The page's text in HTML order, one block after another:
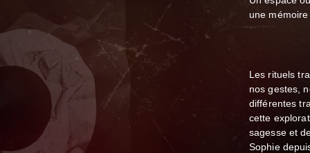
une
Les rituels
nos gestes,
différentes
cette
sagesse et
Sophie